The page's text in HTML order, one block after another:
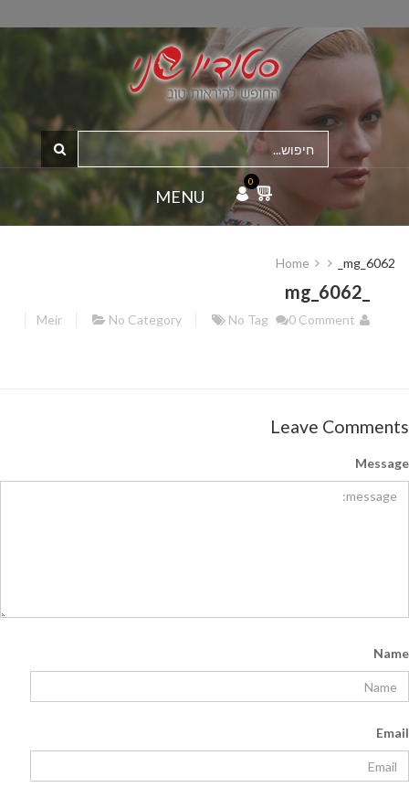
MENU
0
Home _mg_6062
Meir No Category No Tag 0 Comment
Leave Comments
Message
Name
Email